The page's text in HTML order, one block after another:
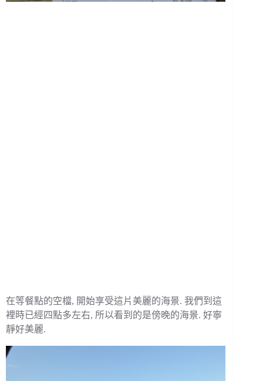
在等餐點的空檔, 開始享受這片美麗的海景. 我們到這
裡時已經四點多左右, 所以看到的是傍晚的海景. 好寧
靜好美麗.